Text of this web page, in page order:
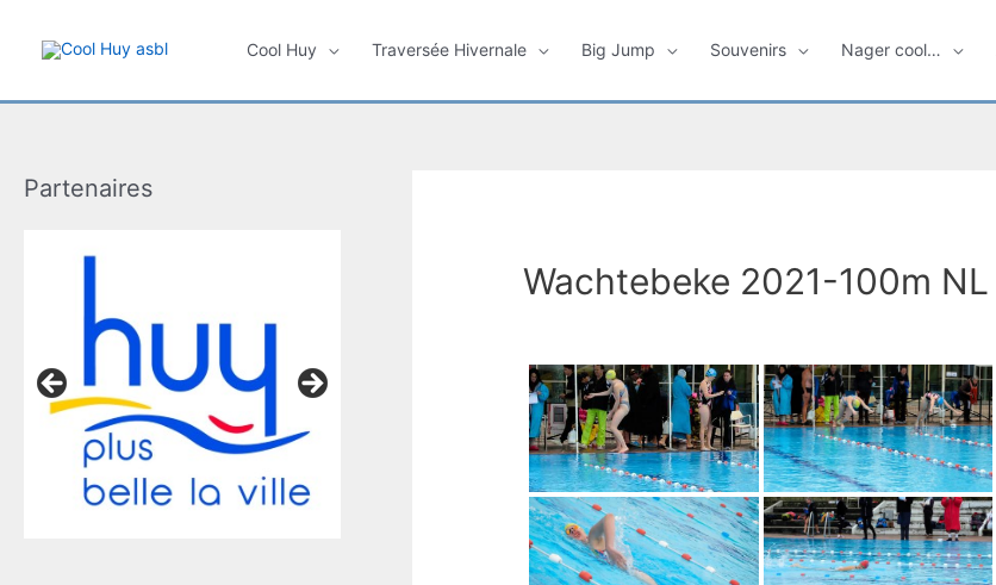
contenu
Cool Huy Traversée Hivernale Big Jump Souvenirs Nager cool…
Partenaires
Wachtebeke 2021-100m NL